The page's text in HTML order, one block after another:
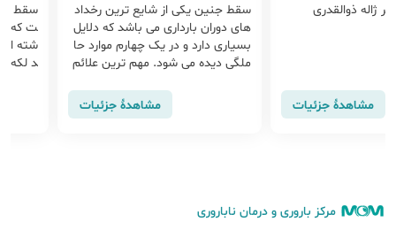
از شایع ترین رخداد
مشاهدهٔ جزئیات
سقط جنین فراموش شده، سقطی اس
ت که در آن مدتی از توقف بارداری گذ
شته است اما علائم سقط جنین مانن
د لکه بینی، خونریزی یا انقباضات رح
مشاهدهٔ جزئیات
ی
مرکز باروری و درمان ناباروری